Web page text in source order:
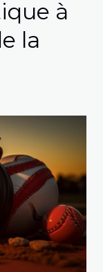
à
la